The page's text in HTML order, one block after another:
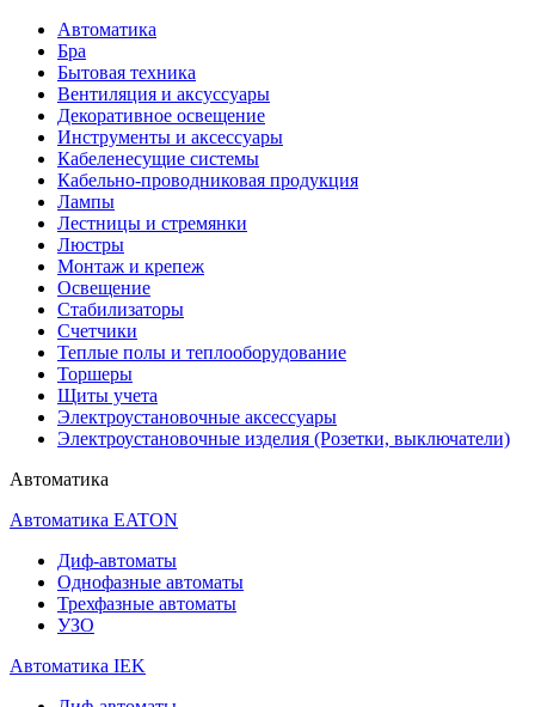
Автоматика
Бра
Бытовая техника
Вентиляция и аксуссуары
Декоративное освещение
Инструменты и аксессуары
Кабеленесущие системы
Кабельно-проводниковая продукция
Лампы
Лестницы и стремянки
Люстры
Монтаж и крепеж
Освещение
Стабилизаторы
Счетчики
Теплые полы и теплооборудование
Торшеры
Щиты учета
Электроустановочные аксессуары
Электроустановочные изделия (Розетки, выключатели)
Автоматика
Автоматика EATON
Диф-автоматы
Однофазные автоматы
Трехфазные автоматы
УЗО
Автоматика IEK